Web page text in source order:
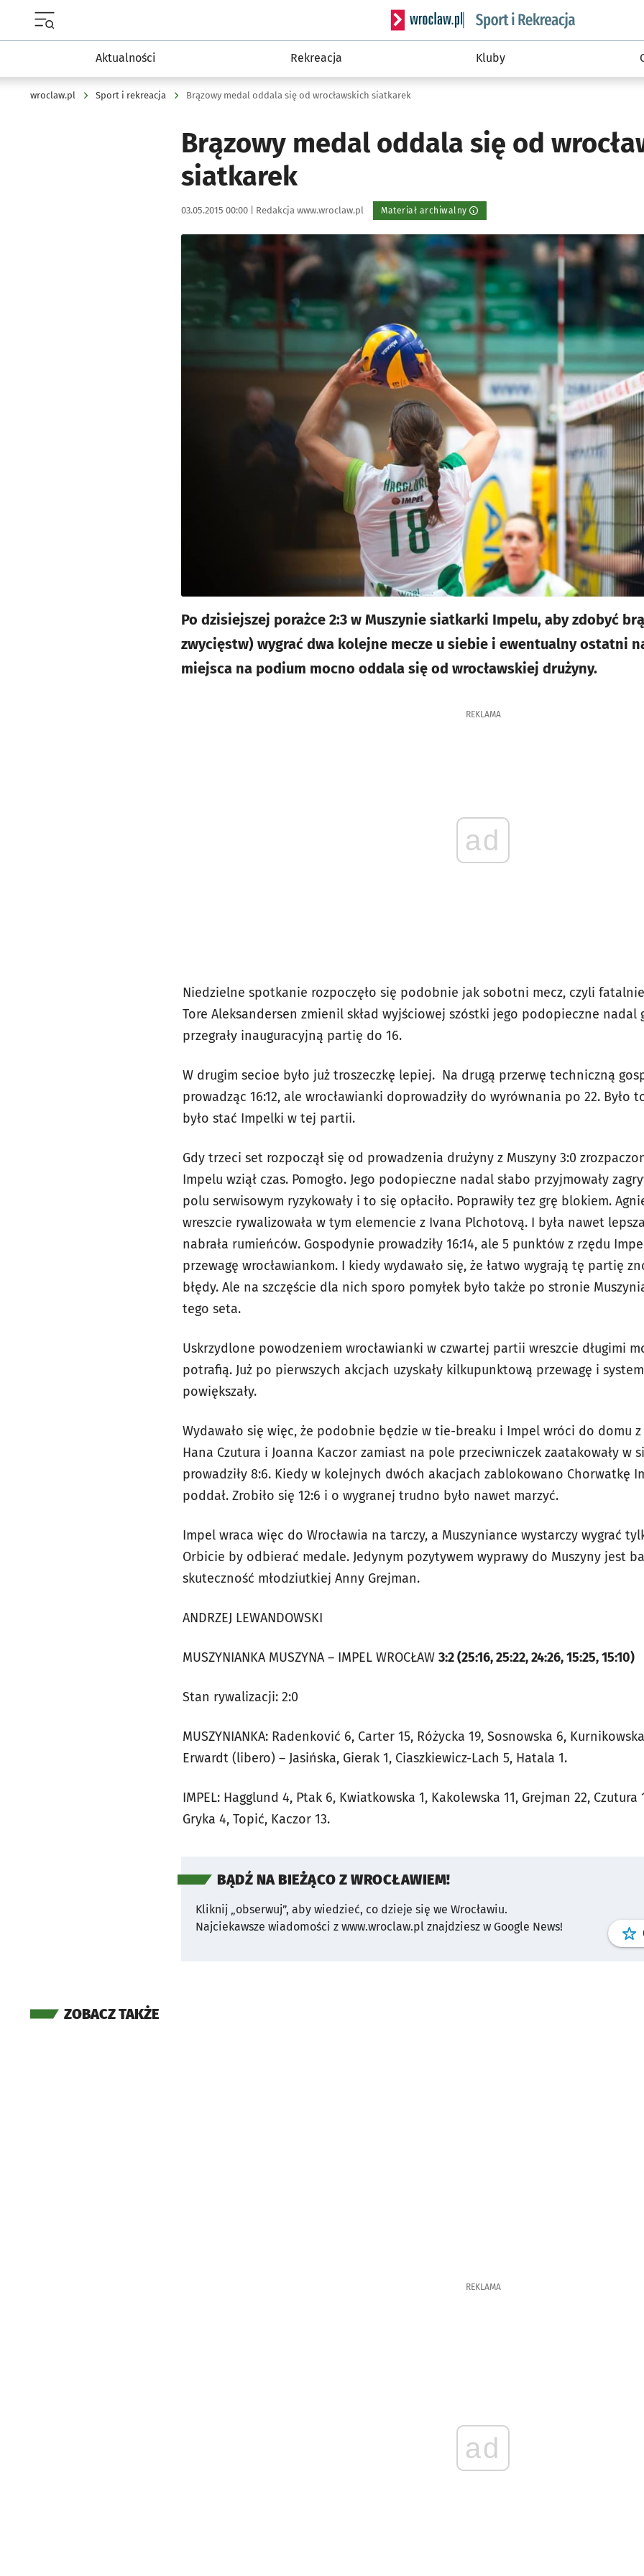
Serwis informacyjny wroclaw.pl podserwis: Sport
Aktualności Rekreacja Kluby
wroclaw.pl Sport i rekreacja Brązowy medal oddala się od wrocławskich siatkarek
Brązowy medal oddala się od
siatkarek
Data publikacji:
03.05.2015 00:00 | Autor:
Redakcja www.wroclaw.pl Materiał archiwalny
Kliknij, aby powiększyć
Po dzisiejszej porażce 2:3 w Muszynie siatkarki Impelu, aby zdobyć
zwycięstw) wygrać dwa kolejne mecze u siebie i ewentualny ostatni
miejsca na podium mocno oddala się od wrocławskiej drużyny.
REKLAMA
ad
Niedzielne spotkanie rozpoczęło się podobnie jak sobotni mecz, czyli
Tore Aleksandersen zmienil skład wyjściowej szóstki jego podopieczne nadal
przegrały inauguracyjną partię do 16.
W drugim secioe było już troszeczkę lepiej. Na drugą przerwę techniczną
prowadząc 16:12, ale wrocławianki doprowadziły do wyrównania po 22. Było
było stać Impelki w tej partii.
Gdy trzeci set rozpoczął się od prowadzenia drużyny z Muszyny 3:0
Impelu wziął czas. Pomogło. Jego podopieczne nadal słabo przyjmowały
polu serwisowym ryzykowały i to się opłaciło. Poprawiły tez grę blokiem.
wreszcie rywalizowała w tym elemencie z Ivana Plchotovą. I była nawet
nabrała rumieńców. Gospodynie prowadziły 16:14, ale 5 punktów z rzędu
przewagę wrocławiankom. I kiedy wydawało się, że łatwo wygrają tę partię
błędy. Ale na szczęście dla nich sporo pomyłek było także po stronie
tego seta.
Uskrzydlone powodzeniem wrocławianki w czwartej partii wreszcie długimi
potrafią. Już po pierwszych akcjach uzyskały kilkupunktową przewagę i
powiększały.
Wydawało się więc, że podobnie będzie w tie-breaku i Impel wróci do domu z
Hana Czutura i Joanna Kaczor zamiast na pole przeciwniczek zaatakowały w
prowadziły 8:6. Kiedy w kolejnych dwóch akacjach zablokowano Chorwatkę
poddał. Zrobiło się 12:6 i o wygranej trudno było nawet marzyć.
Impel wraca więc do Wrocławia na tarczy, a Muszyniance wystarczy wygrać
Orbicie by odbierać medale. Jedynym pozytywem wyprawy do Muszyny jest
skuteczność młodziutkiej Anny Grejman.
ANDRZEJ LEWANDOWSKI
MUSZYNIANKA MUSZYNA – IMPEL WROCŁAW 3:2 (25:16, 25:22, 24:26, 15:25, 15:10)
Stan rywalizacji: 2:0
MUSZYNIANKA: Radenković 6, Carter 15, Różycka 19, Sosnowska 6,
Erwardt (libero) – Jasińska, Gierak 1, Ciaszkiewicz-Lach 5, Hatala 1.
IMPEL: Hagglund 4, Ptak 6, Kwiatkowska 1, Kakolewska 11, Grejman 22,
Gryka 4, Topić, Kaczor 13.
BĄDŹ NA BIEŻĄCO Z WROCŁAWIEM!
Kliknij „obserwuj”, aby wiedzieć, co dzieje się we Wrocławiu.
Najciekawsze wiadomości z www.wroclaw.pl znajdziesz w Google News!
ZOBACZ TAKŻE
REKLAMA
ad